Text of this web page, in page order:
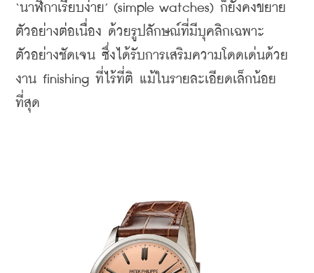
‘นาฬิกาเรียบง่าย’ (simple watches) ก็ยังคงขยาย
ตัวอย่างต่อเนื่อง ด้วยรูปลักษณ์ที่มีบุคลิกเฉพาะ
ตัวอย่างชัดเจน ซึ่งได้รับการเสริมความโดดเด่นด้วย
งาน finishing ที่ไร้ที่ติ แม้ในรายละเอียดเล็กน้อย
ที่สุด